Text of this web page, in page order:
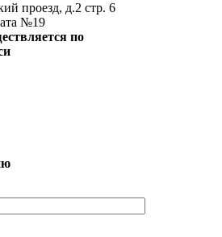
проезд, д.2 стр. 6
№19
по